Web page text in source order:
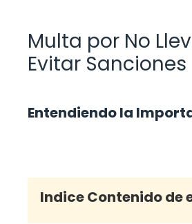
Multa por No
Evitar Sanciones
Entendiendo la
Indice Contenido de